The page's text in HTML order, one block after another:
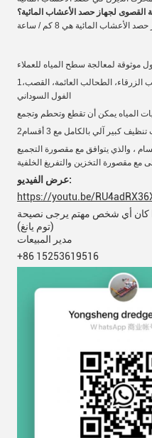
لجهاز حصد الأعشاب المائية؟
موثوقة لمعالجة سطح المياه للعملاء
1الزهور المائية، البط، الفطريات، الطحالب الزرقاء، الطحالب العائمة، القصب،
الفول السوداني
المياه يمكن أن تقطع وتحطم وتجمع
تنظيف كبير آلي بالكامل مع 3 أقسام
، والذي يتوافق مع مقصورة التجميع
عرض الفيديو:
https://youtu.be/
كان أي شخص مهتم يرجى نصيحة
(توم يانغ)
مدير المبيعات
+86 15253619516